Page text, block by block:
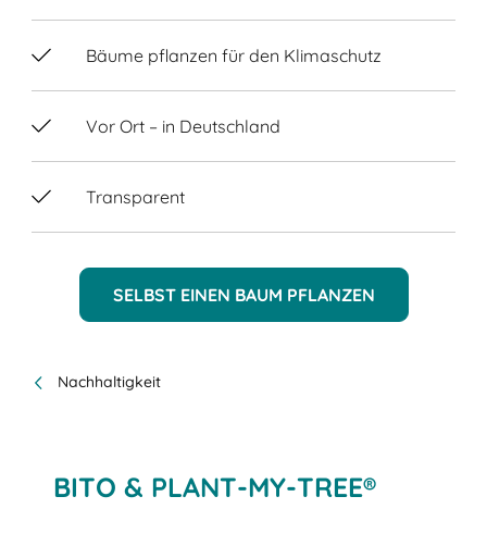
Bäume pflanzen für den Klimaschutz
Vor Ort – in Deutschland
Transparent
SELBST EINEN BAUM PFLANZEN
Nachhaltigkeit
BITO & PLANT-MY-TREE®